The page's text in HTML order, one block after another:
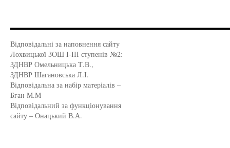
Відповідальні за наповнення сайту
Лохвицької ЗОШ І-ІІІ ступенів №2:
ЗДНВР Омельницька Т.В.,
ЗДНВР Шагановська Л.І.
Відповідальна за набір матеріалів –
Бган М.М
Відповідальний за функціонування
сайту – Онацький В.А.